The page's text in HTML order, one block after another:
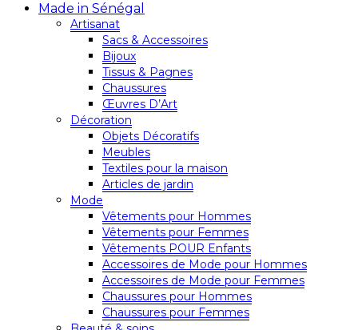
Made in Sénégal
Artisanat
Sacs & Accessoires
Bijoux
Tissus & Pagnes
Chaussures
Œuvres D’Art
Décoration
Objets Décoratifs
Meubles
Textiles pour la maison
Articles de jardin
Mode
Vêtements pour Hommes
Vêtements pour Femmes
Vêtements POUR Enfants
Accessoires de Mode pour Hommes
Accessoires de Mode pour Femmes
Chaussures pour Hommes
Chaussures pour Femmes